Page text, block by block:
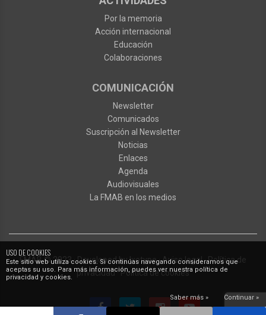
USO DE COOKIES
Este sitio web utiliza cookies. Si continúas navegando consideramos que
aceptas su uso. Para más información, puedes ver nuestra política de
privacidad y cookies.
Saber más » Continuar »
Por la memoria
Acción internacional
Educación
Colaboraciones
COMUNICACIÓN
Newsletter
Comunicados
Suscripción al Newsletter
Noticias
Enlaces
Agenda
Audiovisuales
La FMAB en los medios
FMAB© 2023·Developed byIxotype·Aviso legal·Política de
privacidad·Política de cookies